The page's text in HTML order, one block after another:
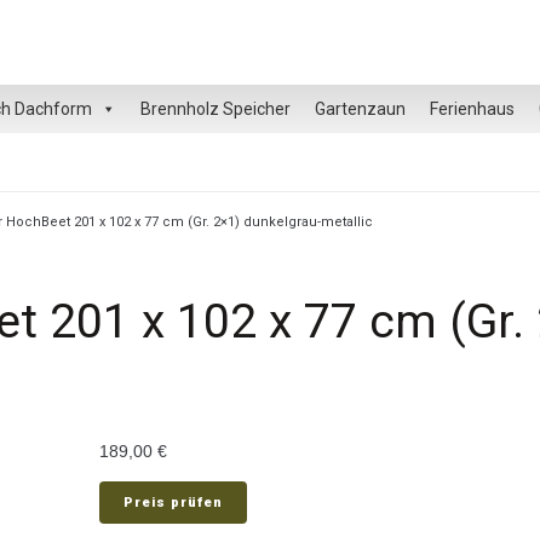
Dachform Brennholz Speicher Gartenzaun Ferienhaus
201 x 102 x 77 cm (Gr. 2×1) dunkelgrau-metallic
201 x 102 x 77 cm (Gr.
189,00€
Preis prüfen